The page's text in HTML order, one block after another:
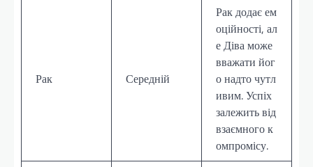
Рак Середній
Рак додає ем
оційності, ал
е Діва може
вважати йог
о надто чутл
ивим. Успіх
залежить від
взаємного к
омпромісу.